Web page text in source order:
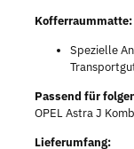
Kofferraummatte:
Spezielle
Passend für
OPEL Astra J
Lieferumfang: